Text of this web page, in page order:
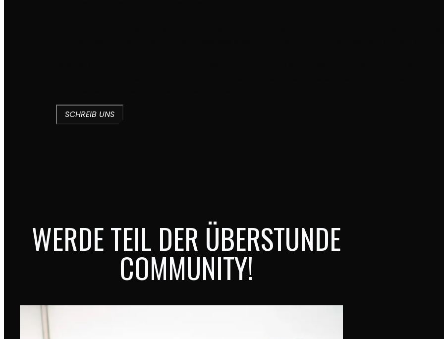
Warum du mal vorbeischauen solltest? Weil es gut tut, rauszukommen. Raus aus Routinen, rein in
SCHREIB UNS
WERDE TEIL DER ÜBERSTUNDE
COMMUNITY!